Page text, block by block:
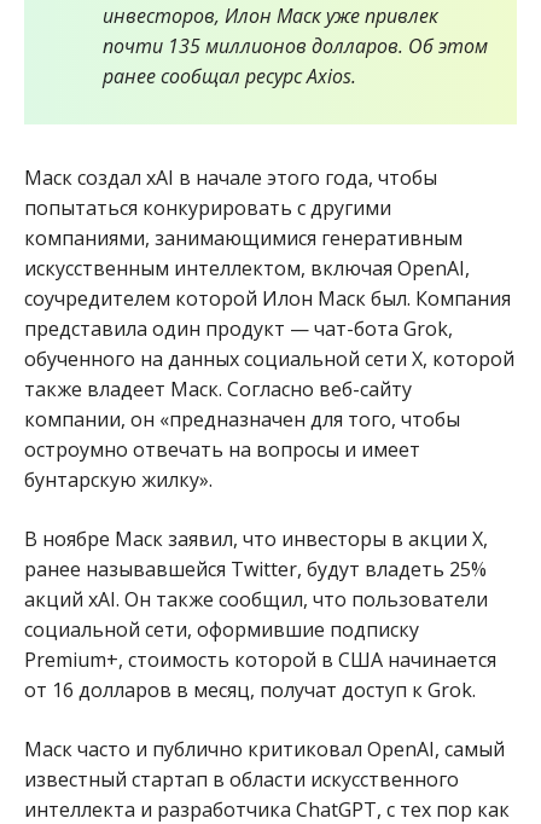
инвесторов, Илон Маск уже привлек
почти 135 миллионов долларов. Об этом
ранее сообщал ресурс Axios.
Маск создал xAI в начале этого года, чтобы
попытаться конкурировать с другими
компаниями, занимающимися генеративным
искусственным интеллектом, включая OpenAI,
соучредителем которой Илон Маск был. Компания
представила один продукт — чат-бота Grok,
обученного на данных социальной сети X, которой
также владеет Маск. Согласно веб-сайту
компании, он «предназначен для того, чтобы
остроумно отвечать на вопросы и имеет
бунтарскую жилку».
В ноябре Маск заявил, что инвесторы в акции X,
ранее называвшейся Twitter, будут владеть 25%
акций xAI. Он также сообщил, что пользователи
социальной сети, оформившие подписку
Premium+, стоимость которой в США начинается
от 16 долларов в месяц, получат доступ к Grok.
Маск часто и публично критиковал OpenAI, самый
известный стартап в области искусственного
интеллекта и разработчика ChatGPT, с тех пор как